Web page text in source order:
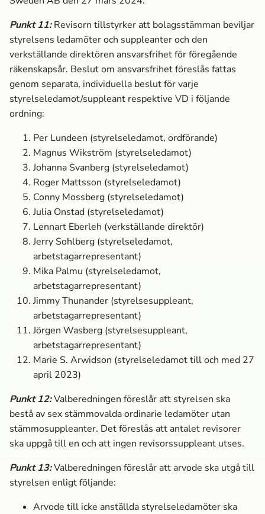
Punkt11: Revisorn tillstyrker att bolagsstämman beviljar
styrelsens ledamöter och suppleanter och den
verkställande direktören ansvarsfrihet för föregående
räkenskapsår. Beslut om ansvarsfrihet föreslås fattas
genom separata, individuella beslut för varje
styrelseledamot/suppleant respektive VD i följande
ordning:
Per Lundeen (styrelseledamot, ordförande)
Magnus Wikström (styrelseledamot)
Johanna Svanberg (styrelseledamot)
Roger Mattsson (styrelseledamot)
Conny Mossberg (styrelseledamot)
Julia Onstad (styrelseledamot)
Lennart Eberleh (verkställande direktör)
Jerry Sohlberg (styrelseledamot,
arbetstagarrepresentant)
Mika Palmu (styrelseledamot,
arbetstagarrepresentant)
Jimmy Thunander (styrelsesuppleant,
arbetstagarrepresentant)
Jörgen Wasberg (styrelsesuppleant,
arbetstagarrepresentant)
Marie S. Arwidson (styrelseledamot till och med 27
april 2023)
Punkt12:Valberedningen föreslår att styrelsen ska
bestå av sex stämmovalda ordinarie ledamöter utan
stämmosuppleanter. Det föreslås att antalet revisorer
ska uppgå till en och att ingen revisorssuppleant utses.
Punkt13:Valberedningen föreslår att arvode ska utgå till
styrelsen enligt följande:
Arvode till icke anställda styrelseledamöter ska